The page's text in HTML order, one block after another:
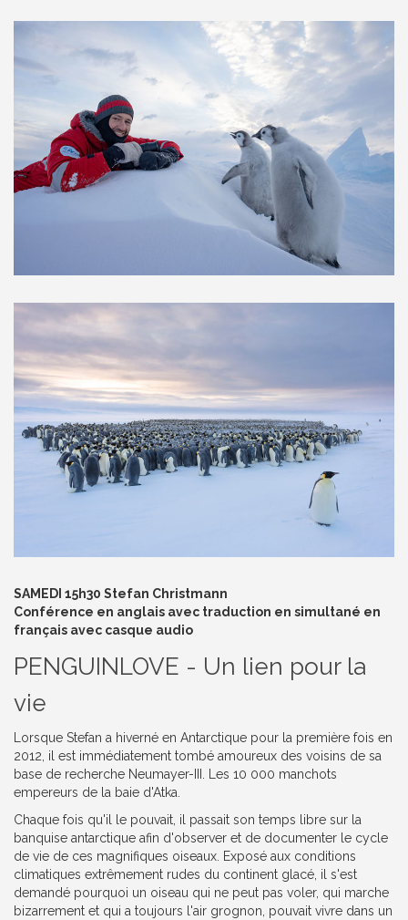
SAMEDI 15h30 Stefan Christmann
Conférence en anglais avec traduction en simultané en
français avec casque audio
PENGUINLOVE - Un lien pour la
vie
Lorsque Stefan a hiverné en Antarctique pour la première fois en
2012, il est immédiatement tombé amoureux des voisins de sa
base de recherche Neumayer-III. Les 10 000 manchots
empereurs de la baie d'Atka.
Chaque fois qu'il le pouvait, il passait son temps libre sur la
banquise antarctique afin d'observer et de documenter le cycle
de vie de ces magnifiques oiseaux. Exposé aux conditions
climatiques extrêmement rudes du continent glacé, il s'est
demandé pourquoi un oiseau qui ne peut pas voler, qui marche
bizarrement et qui a toujours l'air grognon, pouvait vivre dans un